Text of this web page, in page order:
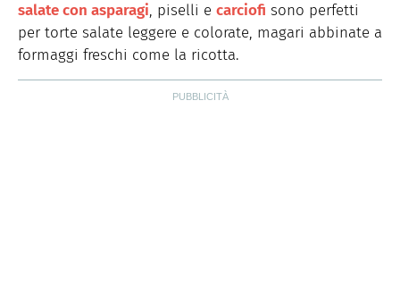
salate con asparagi, piselli e carciofi sono perfetti
per torte salate leggere e colorate, magari abbinate a
formaggi freschi come la ricotta.